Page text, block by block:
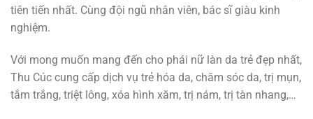
tiên tiến nhất. Cùng đội ngũ nhân viên, bác sĩ giàu kinh
nghiệm.
Với mong muốn mang đến cho phái nữ làn da trẻ đẹp nhất,
Thu Cúc cung cấp dịch vụ trẻ hóa da, chăm sóc da, trị mụn,
tắm trắng, triệt lông, xóa hình xăm, trị nám, trị tàn nhang,…